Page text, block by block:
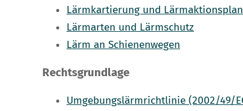
Lärmkartierung und
Lärmarten und Lärmschutz
Lärm an Schienenwegen
Rechtsgrundlage
Umgebungslärmrichtlinie (2002/49/